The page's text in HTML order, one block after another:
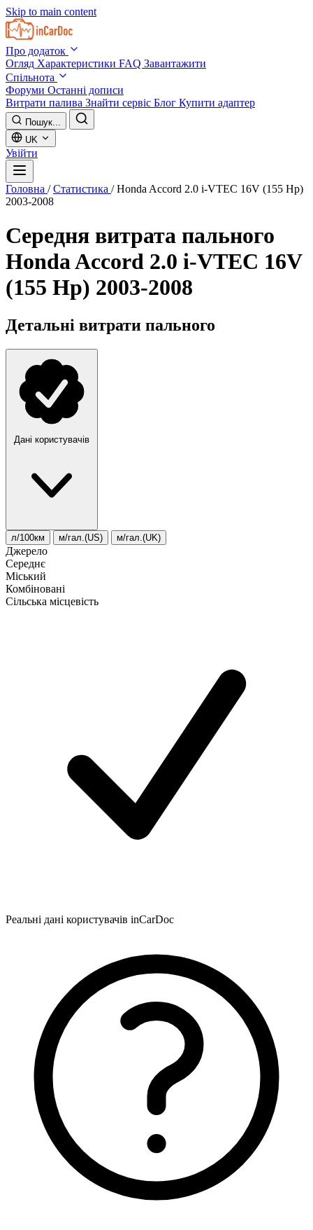
Skip to main content
Про додаток
Огляд Характеристики FAQ Завантажити
Спільнота
Форуми Останні дописи
Витрати палива Знайти сервіс Блог Купити адаптер
Пошук...
UK
Увійти
Головна / Статистика / Honda Accord 2.0 i-VTEC 16V (155 Hp)
2003-2008
Середня витрата пального
Honda Accord 2.0 i-VTEC 16V
(155 Hp) 2003-2008
Детальні витрати пального
Дані користувачів
л/100км м/гал.(US) м/гал.(UK)
Джерело
Середнє
Міський
Комбіновані
Сільська місцевість
Реальні дані користувачів inCarDoc